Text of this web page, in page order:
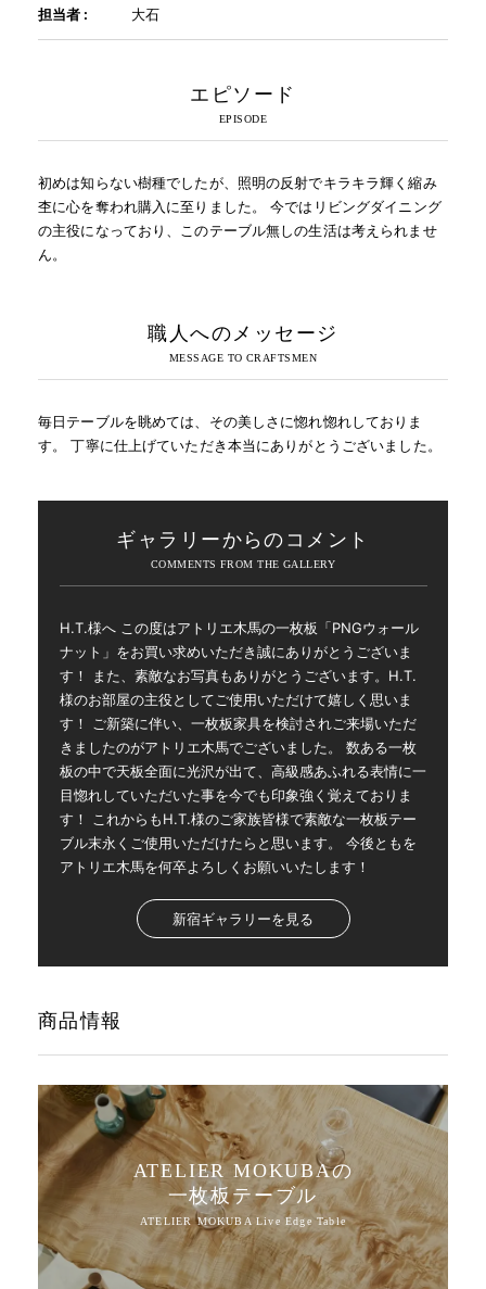
お問い合わせ
担当者 : 大石
エピソード
初めは知らない樹種でしたが、照明の反射でキラキラ輝く縮み
杢に心を奪われ購入に至りました。 今ではリビングダイニング
の主役になっており、このテーブル無しの生活は考えられませ
ん。
職人へのメッセージ
毎日テーブルを眺めては、その美しさに惚れ惚れしておりま
す。 丁寧に仕上げていただき本当にありがとうございました。
ギャラリーからのコメント
H.T.様へ この度はアトリエ木馬の一枚板「PNGウォール
ナット」をお買い求めいただき誠にありがとうございま
す！ また、素敵なお写真もありがとうございます。H.T.
様のお部屋の主役としてご使用いただけて嬉しく思いま
す！ ご新築に伴い、一枚板家具を検討されご来場いただ
きましたのがアトリエ木馬でございました。 数ある一枚
板の中で天板全面に光沢が出て、高級感あふれる表情に一
目惚れしていただいた事を今でも印象強く覚えておりま
す！ これからもH.T.様のご家族皆様で素敵な一枚板テー
ブル末永くご使用いただけたらと思います。 今後ともを
アトリエ木馬を何卒よろしくお願いいたします！
新宿ギャラリーを見る
商品情報
ATELIER MOKUBAの
一枚板テーブル